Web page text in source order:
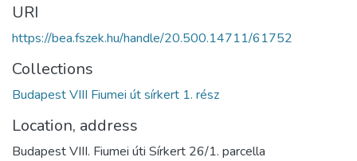
URI
https://bea.fszek.hu/handle/20.500.14711/61752
Collections
Budapest VIII Fiumei út sírkert 1. rész
Location, address
Budapest VIII. Fiumei úti Sírkert 26/1. parcella